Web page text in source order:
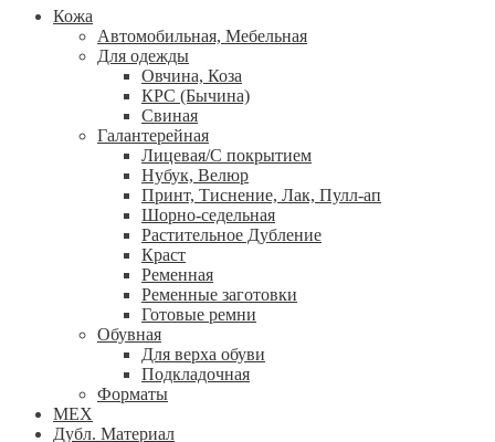
Кожа
Автомобильная, Мебельная
Для одежды
Овчина, Коза
КРС (Бычина)
Свиная
Галантерейная
Лицевая/С покрытием
Нубук, Велюр
Принт, Тиснение, Лак, Пулл-ап
Шорно-седельная
Растительное Дубление
Краст
Ременная
Ременные заготовки
Готовые ремни
Обувная
Для верха обуви
Подкладочная
Форматы
МЕХ
Дубл. Материал